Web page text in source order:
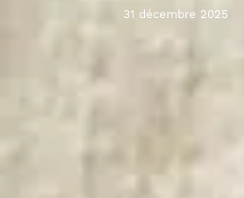
31 décembre 2025